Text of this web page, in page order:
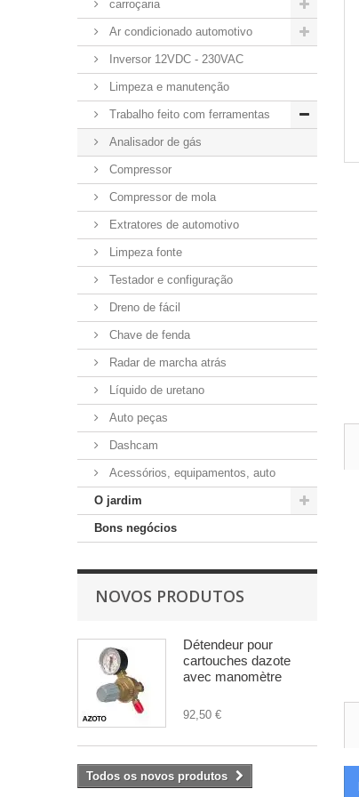
carroçaria
Ar condicionado automotivo
Inversor 12VDC - 230VAC
Limpeza e manutenção
Trabalho feito com ferramentas
Analisador de gás
Compressor
Compressor de mola
Extratores de automotivo
Limpeza fonte
Testador e configuração
Dreno de fácil
Chave de fenda
Radar de marcha atrás
Líquido de uretano
Auto peças
Dashcam
Acessórios, equipamentos, auto
O jardim
Bons negócios
NOVOS PRODUTOS
Détendeur pour
cartouches dazote
avec manomètre
92,50 €
Todos os novos produtos